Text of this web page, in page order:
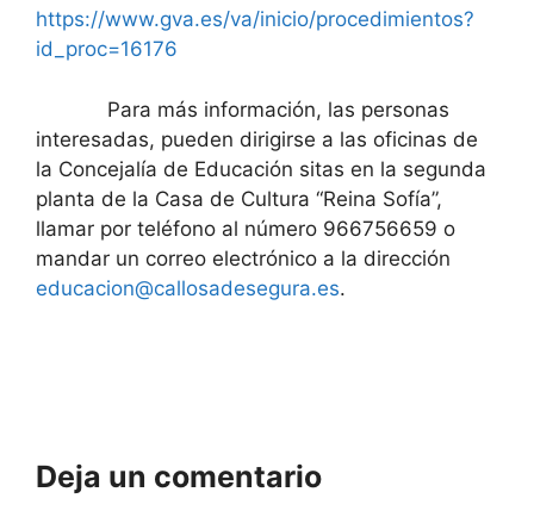
https://www.gva.es/va/inicio/procedimientos?
id_proc=16176
Para más información, las personas
interesadas, pueden dirigirse a las oficinas de
la Concejalía de Educación sitas en la segunda
planta de la Casa de Cultura “Reina Sofía”,
llamar por teléfono al número 966756659 o
mandar un correo electrónico a la dirección
educacion@callosadesegura.es.
Deja un comentario